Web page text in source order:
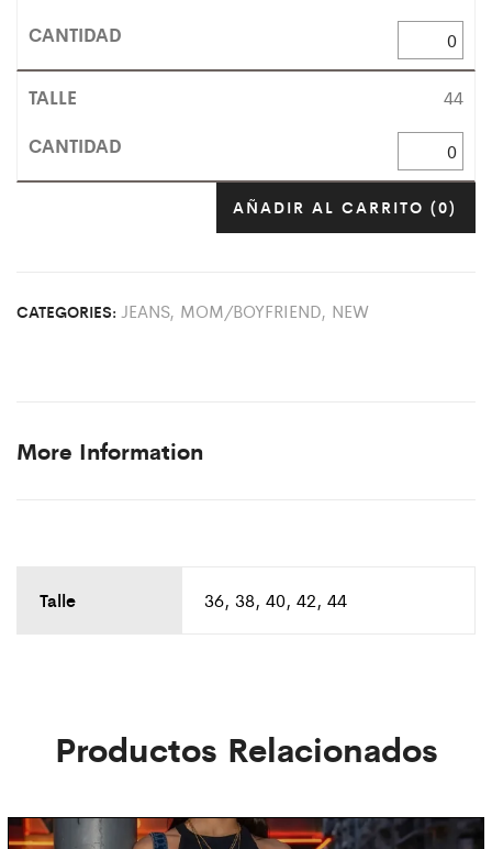
44
AÑADIR AL CARRITO (0)
CATEGORIES: JEANS, MOM/BOYFRIEND, NEW
More Information
Talle 36, 38, 40, 42, 44
Productos Relacionados